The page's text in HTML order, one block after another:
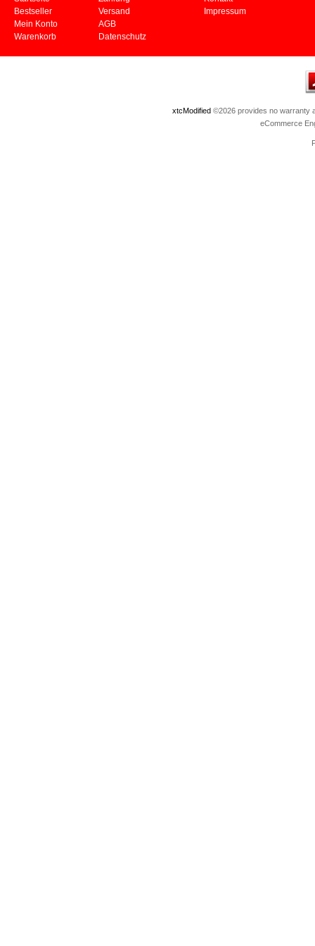
Bestseller
Versand
Impressum
Mein Konto
AGB
Warenkorb
Datenschutz
xtcModified©2026 provides no warranty
eCommerce